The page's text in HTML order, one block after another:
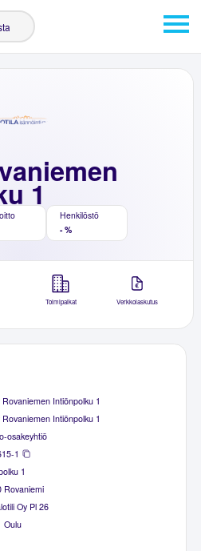
1
Henkilöstö
- %
Toimipaikat Verkkolaskutus
Rovaniemen Intiönpolku 1
Rovaniemen Intiönpolku 1
osakeyhtiö
1
1
Rovaniemi
Oy Pl 26
Oulu